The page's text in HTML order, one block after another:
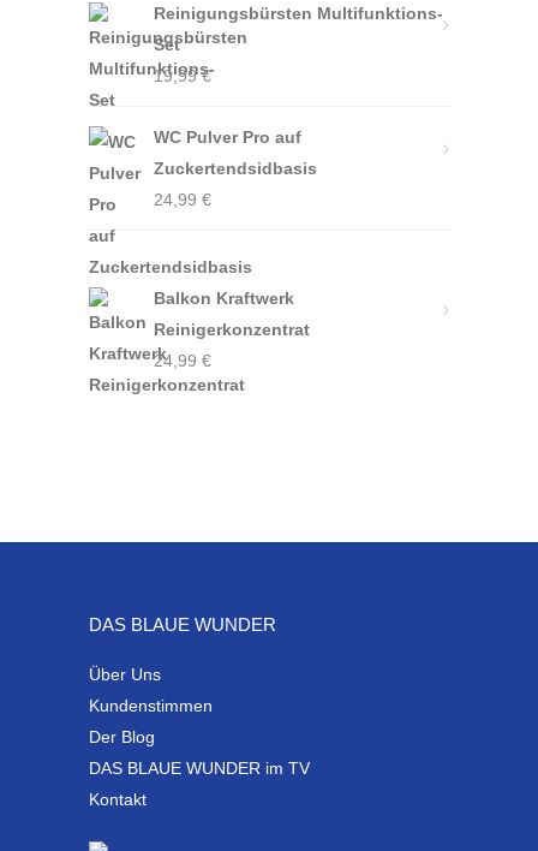
Reinigungsbürsten Multifunktions-
Set
19,99€
WC Pulver Pro auf
Zuckertendsidbasis
24,99 €
Balkon Kraftwerk
Reinigerkonzentrat
24,99 €
DAS BLAUE WUNDER
Über Uns
Kundenstimmen
Der Blog
DAS BLAUE WUNDER im TV
Kontakt